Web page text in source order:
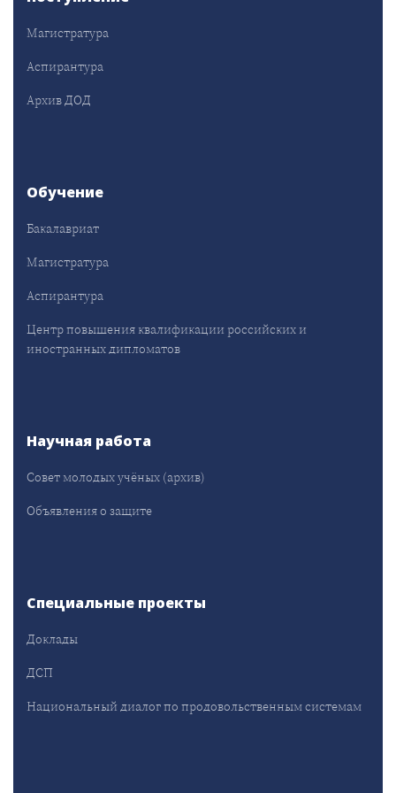
Магистратура
Аспирантура
Архив ДОД
Обучение
Бакалавриат
Магистратура
Аспирантура
Центр повышения квалификации российских и
иностранных дипломатов
Научная работа
Совет молодых учёных (архив)
Объявления о защите
Специальные проекты
Доклады
ДСП
Национальный диалог по продовольственным системам